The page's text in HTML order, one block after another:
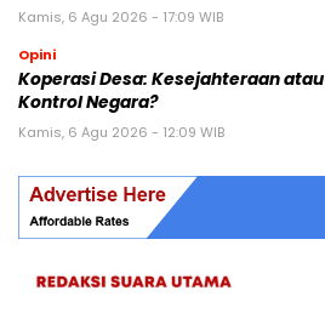
Kamis, 6 Agu 2026 - 17:09 WIB
Opini
Koperasi Desa: Kesejahteraan atau
Kontrol Negara?
Kamis, 6 Agu 2026 - 12:09 WIB